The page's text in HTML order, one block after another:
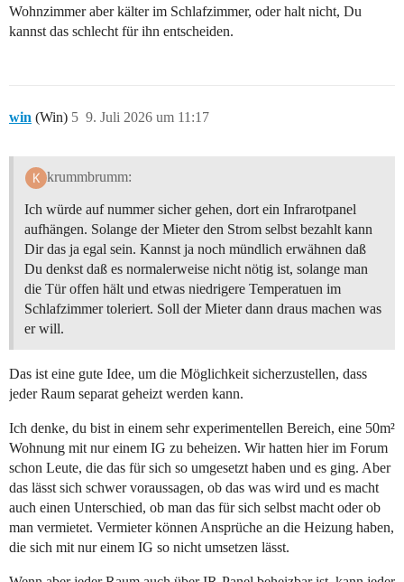
Wohnzimmer aber kälter im Schlafzimmer, oder halt nicht, Du
kannst das schlecht für ihn entscheiden.
win (Win) 9. Juli 2026 um 11:17
5
krummbrumm:
Ich würde auf nummer sicher gehen, dort ein Infrarotpanel
aufhängen. Solange der Mieter den Strom selbst bezahlt kann
Dir das ja egal sein. Kannst ja noch mündlich erwähnen daß
Du denkst daß es normalerweise nicht nötig ist, solange man
die Tür offen hält und etwas niedrigere Temperatuen im
Schlafzimmer toleriert. Soll der Mieter dann draus machen was
er will.
Das ist eine gute Idee, um die Möglichkeit sicherzustellen, dass
jeder Raum separat geheizt werden kann.
Ich denke, du bist in einem sehr experimentellen Bereich, eine 50m²
Wohnung mit nur einem IG zu beheizen. Wir hatten hier im Forum
schon Leute, die das für sich so umgesetzt haben und es ging. Aber
das lässt sich schwer voraussagen, ob das was wird und es macht
auch einen Unterschied, ob man das für sich selbst macht oder ob
man vermietet. Vermieter können Ansprüche an die Heizung haben,
die sich mit nur einem IG so nicht umsetzen lässt.